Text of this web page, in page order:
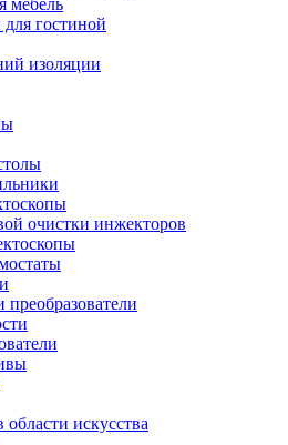
мебель
гостиной
изоляции
очистки инжекторов
искусства